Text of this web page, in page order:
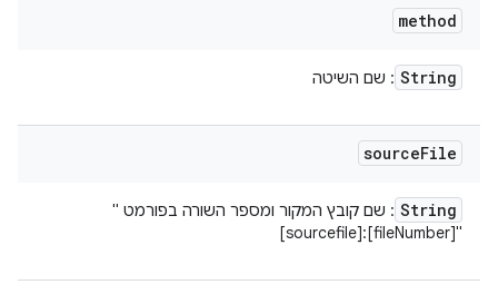
method
String : שם השיטה
sourceFile
String
: שם קובץ המקור ומספר השורה בפורמט ‎"
[sourcefile]:[fileNumber]‎"‎